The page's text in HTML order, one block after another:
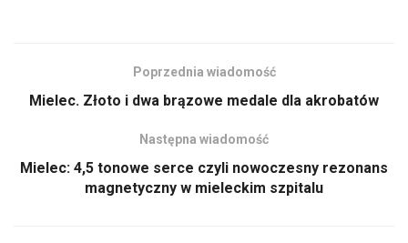
Poprzednia wiadomość
Mielec. Złoto i dwa brązowe medale dla akrobatów
Następna wiadomość
Mielec: 4,5 tonowe serce czyli nowoczesny rezonans
magnetyczny w mieleckim szpitalu